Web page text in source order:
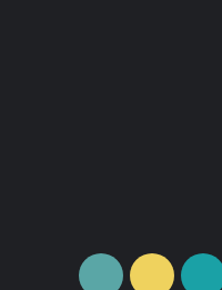
آپارات ایتا